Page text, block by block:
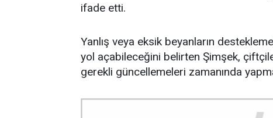
ifade etti.
Yanlış veya eksik beyanların
yol açabileceğini belirten Şimşek,
gerekli güncellemeleri zamanında